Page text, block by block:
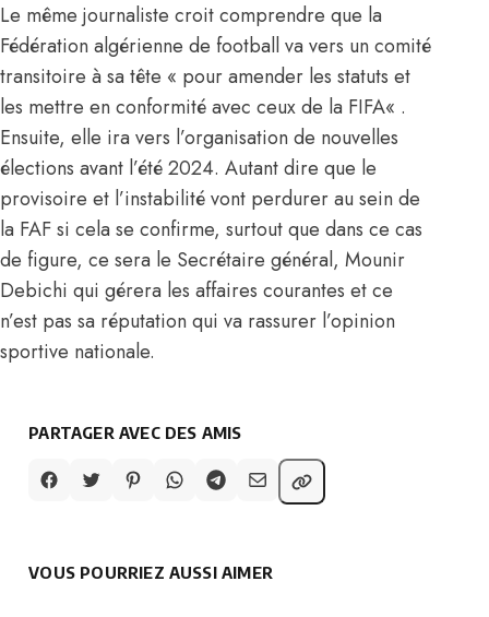
Le même journaliste croit comprendre que la
Fédération algérienne de football va vers un comité
transitoire à sa tête « pour amender les statuts et
les mettre en conformité avec ceux de la FIFA« .
Ensuite, elle ira vers l’organisation de nouvelles
élections avant l’été 2024. Autant dire que le
provisoire et l’instabilité vont perdurer au sein de
la FAF si cela se confirme, surtout que dans ce cas
de figure, ce sera le Secrétaire général, Mounir
Debichi qui gérera les affaires courantes et ce
n’est pas sa réputation qui va rassurer l’opinion
sportive nationale.
PARTAGER AVEC DES AMIS
VOUS POURRIEZ AUSSI AIMER